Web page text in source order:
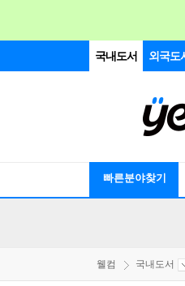
국내도서 외국도
빠른분야찾기
웰컴 국내도서